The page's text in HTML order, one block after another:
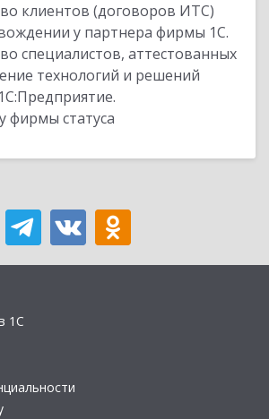
клиентов (договоров ИТС)
у партнера фирмы 1С.
специалистов, аттестованных
технологий и решений
фирмы статуса
1С